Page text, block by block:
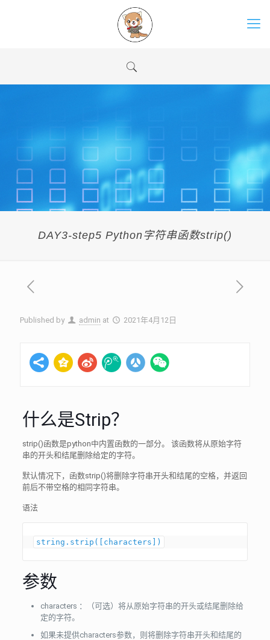
DAY3-step5 Python字符串函数strip()
Published by admin at 2021年4月12日
什么是Strip？
strip()函数是python中内置函数的一部分。 该函数将从原始字符
串的开头和结尾删除给定的字符。
默认情况下，函数strip()将删除字符串开头和结尾的空格，并返回
前后不带空格的相同字符串。
语法
string.strip([characters])
参数
characters ：（可选）将从原始字符串的开头或结尾删除给
定的字符。
如果未提供characters参数，则将删除字符串开头和结尾的